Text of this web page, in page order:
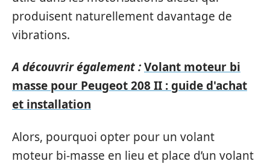
produisent naturellement davantage de
vibrations.
A découvrir également :Volant moteur bi
masse pour Peugeot 208 II : guide d'achat
et installation
Alors, pourquoi opter pour un volant
moteur bi-masse en lieu et place d’un volant